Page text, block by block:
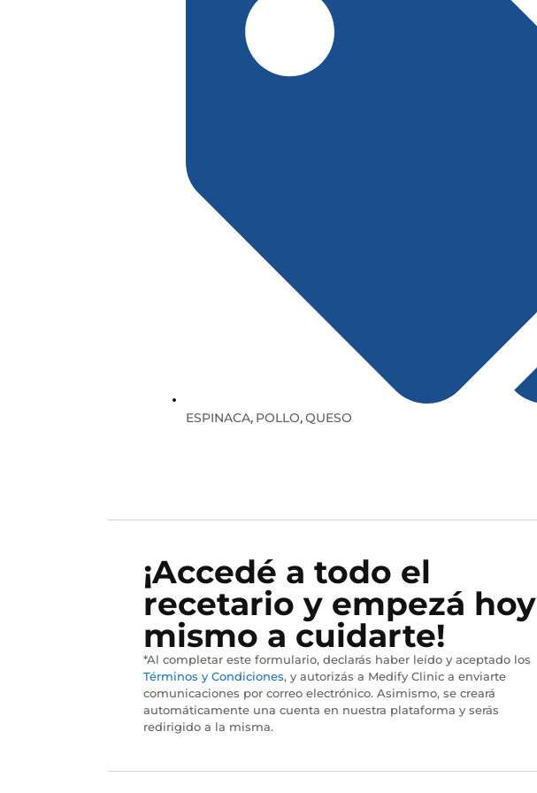
ESPINACA, POLLO,QUESO
¡Accedé a todo el
recetario y empezá hoy
mismo a cuidarte!
*Al completar este formulario, declarás haber leído y aceptado los
Términos y Condiciones, y autorizás a Medify Clinic a enviarte
comunicaciones por correo electrónico. Asimismo, se creará
automáticamente una cuenta en nuestra plataforma y serás
redirigido a la misma.